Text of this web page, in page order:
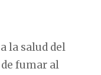
la salud del
fumar al